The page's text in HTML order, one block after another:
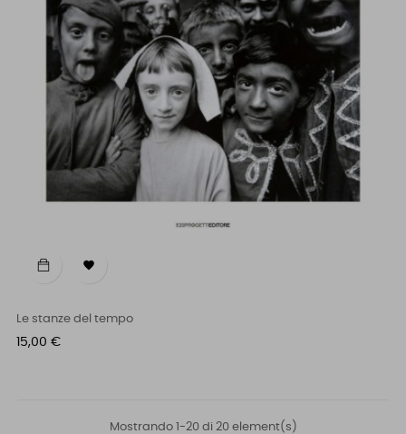

Le stanze del tempo
Prezzo
15,00 €
Mostrando 1-20 di 20 element(s)